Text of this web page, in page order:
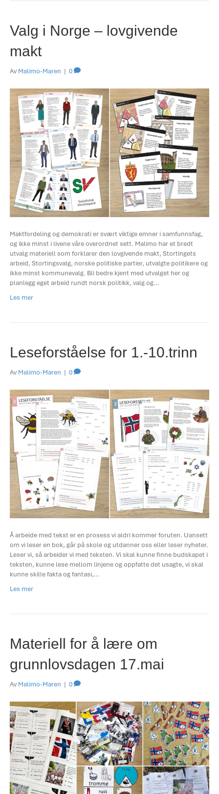
Valg i Norge – lovgivende
makt
Av Malimo-Maren | 0
Maktfordeling og demokrati er svært viktige emner i samfunnsfag,
og ikke minst i livene våre overordnet sett. Malimo har et bredt
utvalg materiell som forklarer den lovgivende makt, Stortingets
arbeid, Stortingsvalg, norske politiske partier, utvalgte politikere og
ikke minst kommunevalg. Bli bedre kjent med utvalget her og
planlegg eget arbeid rundt norsk politikk, valg og…
Les mer
Leseforståelse for 1.-10.trinn
Av Malimo-Maren | 0
Å arbeide med tekst er en prosess vi aldri kommer foruten. Uansett
om vi leser en bok, går på skole og utdanner oss eller leser nyheter.
Leser vi, så arbeider vi med teksten. Vi skal kunne finne budskapet i
teksten, kunne lese mellom linjene og oppfatte det usagte, vi skal
kunne skille fakta og fantasi,…
Les mer
Materiell for å lære om
grunnlovsdagen 17.mai
Av Malimo-Maren | 0